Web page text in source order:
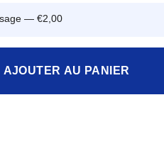
— €2,00
AJOUTER AU PANIER